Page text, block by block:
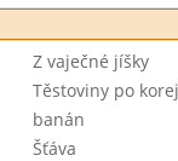
Z vaječné jíšky
Těstoviny po
banán
Šťáva